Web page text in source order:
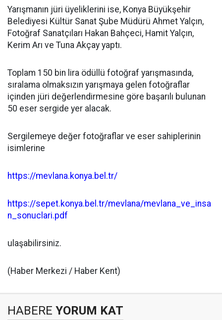
Yarışmanın jüri üyeliklerini ise, Konya Büyükşehir
Belediyesi Kültür Sanat Şube Müdürü Ahmet Yalçın,
Fotoğraf Sanatçıları Hakan Bahçeci, Hamit Yalçın,
Kerim Arı ve Tuna Akçay yaptı.
Toplam 150 bin lira ödüllü fotoğraf yarışmasında,
sıralama olmaksızın yarışmaya gelen fotoğraflar
içinden jüri değerlendirmesine göre başarılı bulunan
50 eser sergide yer alacak.
Sergilemeye değer fotoğraflar ve eser sahiplerinin
isimlerine
https://mevlana.konya.bel.tr/
https://sepet.konya.bel.tr/mevlana/mevlana_ve_insa
n_sonuclari.pdf
ulaşabilirsiniz.
(Haber Merkezi / Haber Kent)
HABERE YORUM KAT